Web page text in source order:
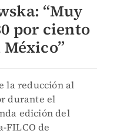
“Muy
por ciento
la reducción al
durante el
edición del
FILCO de